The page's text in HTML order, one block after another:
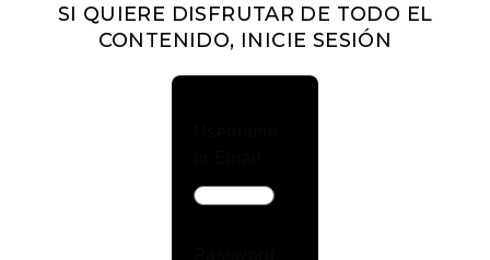
SI QUIERE DISFRUTAR DE TODO EL
CONTENIDO, INICIE SESIÓN